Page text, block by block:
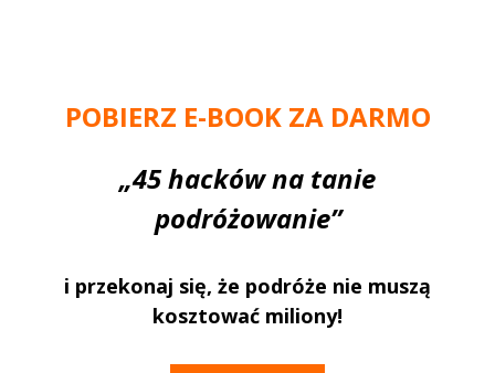
POBIERZ E-BOOK ZA DARMO
„45 hacków na tanie
podróżowanie”
i przekonaj się, że podróże nie muszą
kosztować miliony!